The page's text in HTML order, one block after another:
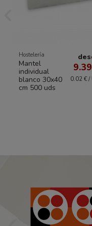
Hostelería
Mantel
individual
blanco 30x40
cm 500 uds
0.02 € /